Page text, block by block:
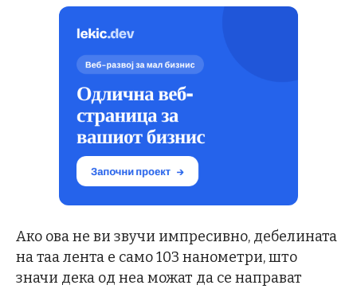
Ако ова не ви звучи импресивно, дебелината
на таа лента е само 103 нанометри, што
значи дека од неа можат да се направат